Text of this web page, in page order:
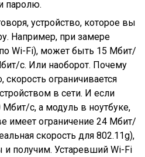
паролю.
устройство, которое вы
Например, при замере
Wi-Fi), может быть 15 Мбит/
с. Или наоборот. Почему
скорость ограничивается
в сети. И если
с, а модуль в ноутбуке,
имеет ограничение 24 Мбит/
скорость для 802.11g),
и получим. Устаревший Wi-Fi